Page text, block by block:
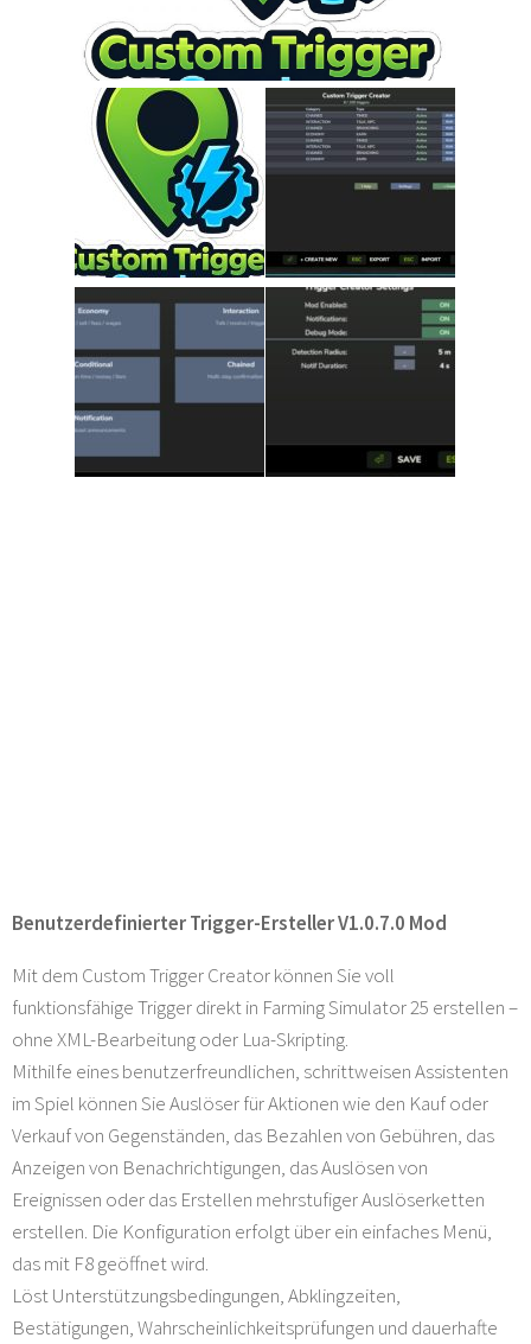
Benutzerdefinierter Trigger-Ersteller V1.0.7.0 Mod
Mit dem Custom Trigger Creator können Sie voll
funktionsfähige Trigger direkt in Farming Simulator 25 erstellen –
ohne XML-Bearbeitung oder Lua-Skripting.
Mithilfe eines benutzerfreundlichen, schrittweisen Assistenten
im Spiel können Sie Auslöser für Aktionen wie den Kauf oder
Verkauf von Gegenständen, das Bezahlen von Gebühren, das
Anzeigen von Benachrichtigungen, das Auslösen von
Ereignissen oder das Erstellen mehrstufiger Auslöserketten
erstellen. Die Konfiguration erfolgt über ein einfaches Menü,
das mit F8 geöffnet wird.
Löst Unterstützungsbedingungen, Abklingzeiten,
Bestätigungen, Wahrscheinlichkeitsprüfungen und dauerhafte